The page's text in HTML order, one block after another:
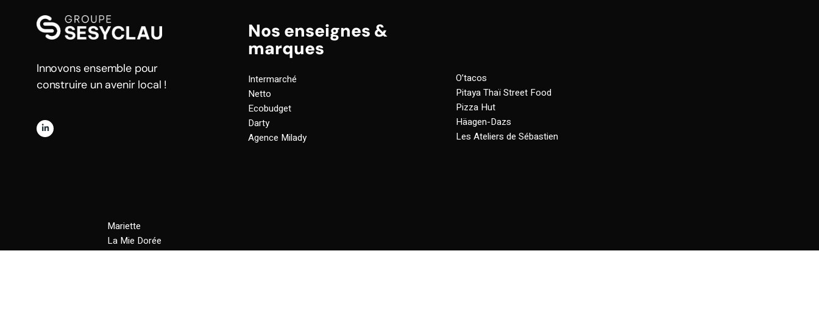
Innovons ensemble pour
construire un avenir local !
Nos enseignes &
marques
Intermarché
Netto
Ecobudget
Darty
Agence Milady
O’tacos
Pitaya Thaï Street Food
Pizza Hut
Häagen-Dazs
Les Ateliers de Sébastien
Mariette
La Mie Dorée